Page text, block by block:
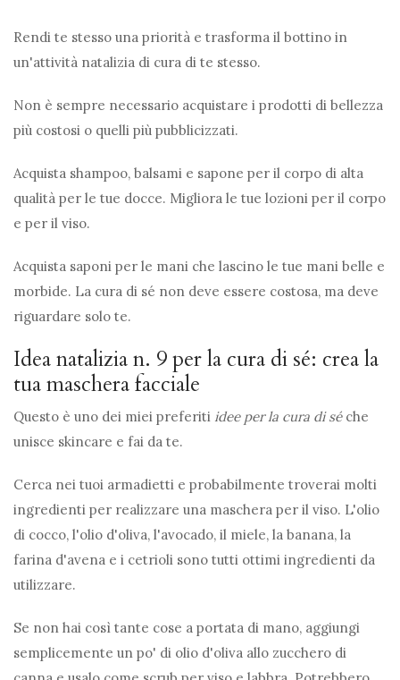
Rendi te stesso una priorità e trasforma il bottino in
un'attività natalizia di cura di te stesso.
Non è sempre necessario acquistare i prodotti di bellezza
più costosi o quelli più pubblicizzati.
Acquista shampoo, balsami e sapone per il corpo di alta
qualità per le tue docce. Migliora le tue lozioni per il corpo
e per il viso.
Acquista saponi per le mani che lascino le tue mani belle e
morbide. La cura di sé non deve essere costosa, ma deve
riguardare solo te.
Idea natalizia n. 9 per la cura di sé: crea la
tua maschera facciale
Questo è uno dei miei preferiti idee per la cura di séche
unisce skincare e fai da te.
Cerca nei tuoi armadietti e probabilmente troverai molti
ingredienti per realizzare una maschera per il viso. L'olio
di cocco, l'olio d'oliva, l'avocado, il miele, la banana, la
farina d'avena e i cetrioli sono tutti ottimi ingredienti da
utilizzare.
Se non hai così tante cose a portata di mano, aggiungi
semplicemente un po' di olio d'oliva allo zucchero di